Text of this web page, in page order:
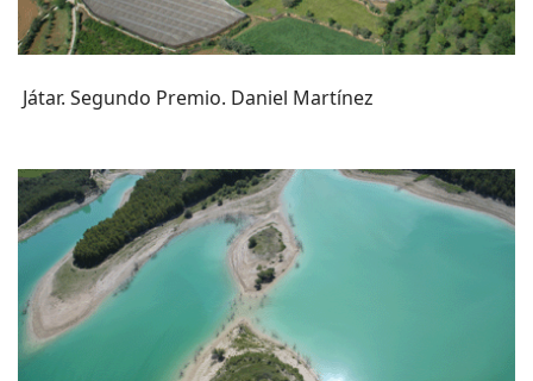
Játar. Segundo Premio. Daniel Martínez